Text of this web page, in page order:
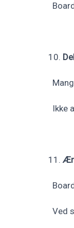
Ikke
Ved